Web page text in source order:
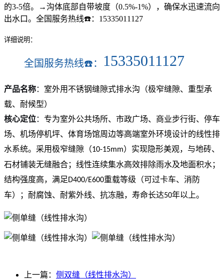
的3-5倍。→沟体底部自带坡度（0.5%-1%），确保水迅速流向
出水口。全国服务热线☎️：15335011127
详细说明：
全国服务热线☎️： 15335011127
产品名称： 室外用不锈钢缝隙式排水沟（极窄缝隙、重型承
载、耐候型）
核心定位： 专为室外公共场所、市政广场、商业步行街、停车
场、机场停机坪、体育场馆周边等高端室外环境设计的线性排
水系统。采用极窄缝隙 （10-15mm）实现隐形美观，与地砖、
石材铺装无缝融合；线性连续集水高效排除雨水及地面积水；
结构强度高，满足D400/E600重载等级（可过卡车、消 防
车）；耐腐蚀、耐紫外线、抗冻融，寿命长达50年以上。
上一篇： 侧双缝（线性排水沟）